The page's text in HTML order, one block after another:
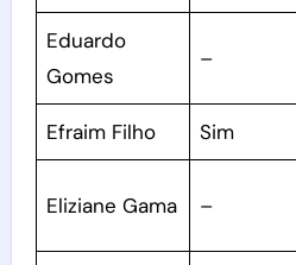
Eduardo
Gomes
–
Efraim Filho Sim
Eliziane Gama –